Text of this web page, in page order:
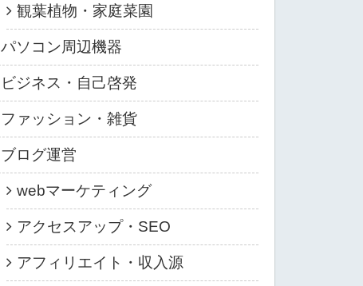
観葉植物・家庭菜園
パソコン周辺機器
ビジネス・自己啓発
ファッション・雑貨
ブログ運営
webマーケティング
アクセスアップ・SEO
アフィリエイト・収入源